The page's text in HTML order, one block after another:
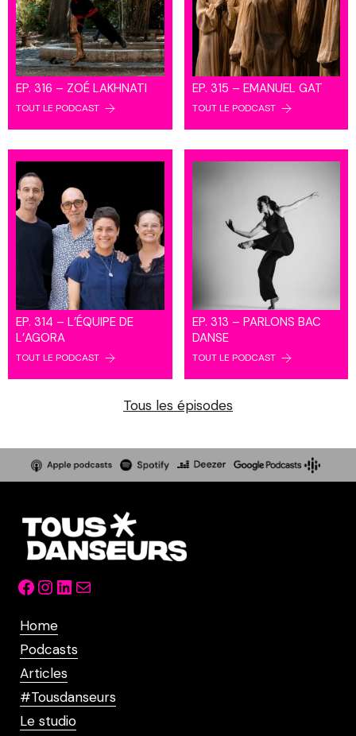
EP. 316 – ZOÉ LAKHNATI
TOUT LE PODCAST
EP. 315 – EMANUEL GAT
TOUT LE PODCAST
EP. 314 – L’ÉQUIPE DE
L’AGORA
TOUT LE PODCAST
EP. 313 – PARLONS BAC
DANSE
TOUT LE PODCAST
Tous les épisodes
Facebook
Instagram
LinkedIn
Mail
Home
Podcasts
Articles
#Tousdanseurs
Le studio